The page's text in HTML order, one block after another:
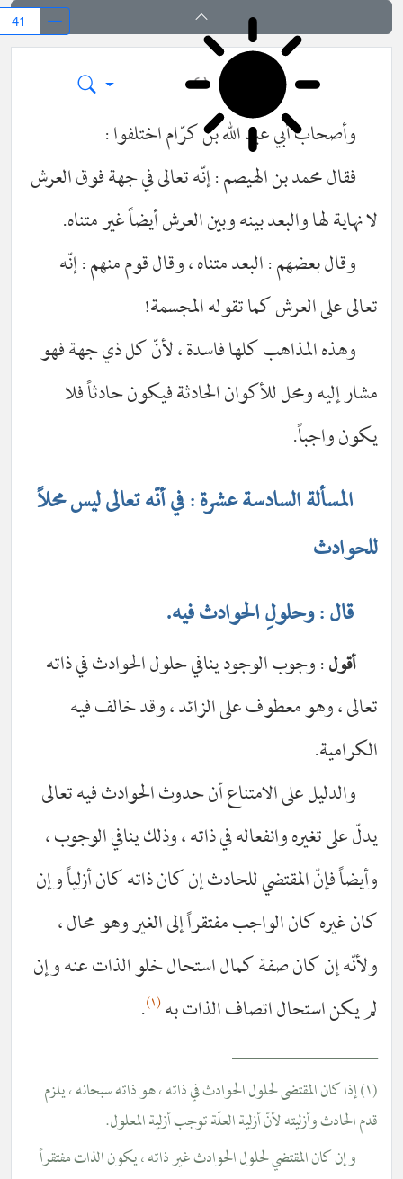
کشف المراد في شرح تجرید الإعتقاد (قسم
٤١
وأصحاب أبي عبد الله بن كرّام اختلفوا :
فقال محمد بن الهيصم : إنّه تعالى في جهة فوق العرش
لا نهاية لها والبعد بينه وبين العرش أيضاً غير متناه.
وقال بعضهم : البعد متناه ، وقال قوم منهم : إنّه
تعالى على العرش كما تقوله المجسمة!
وهذه المذاهب كلها فاسدة ، لأنّ كل ذي جهة فهو
مشار إليه ومحل للأكوان الحادثة فيكون حادثاً فلا
يكون واجباً.
المسألة السادسة عشرة : في أنّه تعالى ليس محلاً
للحوادث
قال : وحلولِ الحوادث فيه.
أقول: وجوب الوجود ينافي حلول الحوادث في ذاته
تعالى ، وهو معطوف على الزائد ، وقد خالف فيه
الكرامية.
والدليل على الامتناع أن حدوث الحوادث فيه تعالى
يدلّ على تغيره وانفعاله في ذاته ، وذلك ينافي الوجوب ،
وأيضاً فإنّ المقتضي للحادث إن كان ذاته كان أزلياً وإن
كان غيره كان الواجب مفتقراً إلى الغير وهو محال ،
ولأنّه إن كان صفة كمال استحال خلو الذات عنه وإن
لم يكن استحال اتصاف الذات به(١) .
__________________
(١) إذا كان المقتضى لحلول الحوادث في ذاته ، هو ذاته سبحانه ، يلزم
قدم الحادث وأزليته لأنّ أزلية العلّة توجب أزلية المعلول.
وإن كان المقتضي لحلول الحوادث غير ذاته ، يكون الذات مفتقراً